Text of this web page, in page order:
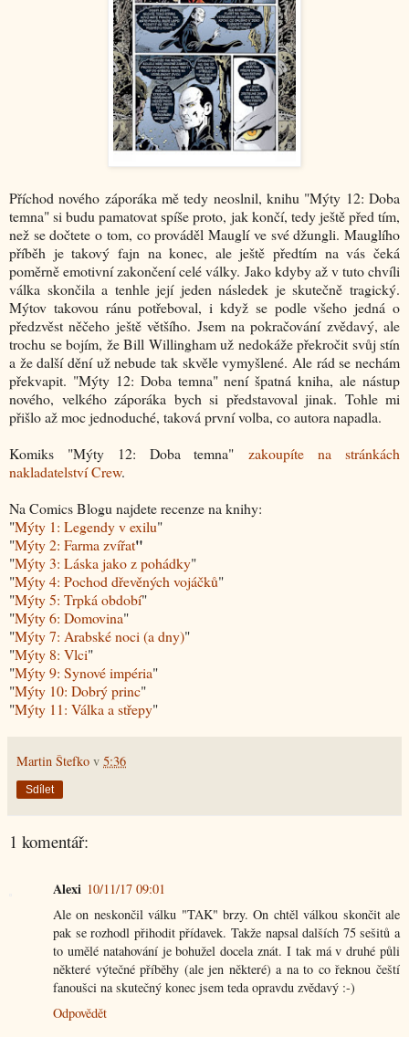
Příchod nového záporáka mě tedy neoslnil, knihu "Mýty 12: Doba
temna" si budu pamatovat spíše proto, jak končí, tedy ještě před tím,
než se dočtete o tom, co prováděl Mauglí ve své džungli. Mauglího
příběh je takový fajn na konec, ale ještě předtím na vás čeká
poměrně emotivní zakončení celé války. Jako kdyby až v tuto chvíli
válka skončila a tenhle její jeden následek je skutečně tragický.
Mýtov takovou ránu potřeboval, i když se podle všeho jedná o
předzvěst něčeho ještě většího. Jsem na pokračování zvědavý, ale
trochu se bojím, že Bill Willingham už nedokáže překročit svůj stín
a že další dění už nebude tak skvěle vymyšlené. Ale rád se nechám
překvapit. "Mýty 12: Doba temna" není špatná kniha, ale nástup
nového, velkého záporáka bych si představoval jinak. Tohle mi
přišlo až moc jednoduché, taková první volba, co autora napadla.
Komiks "Mýty 12: Doba temna"zakoupíte na stránkách
nakladatelství Crew.
Na Comics Blogu najdete recenze na knihy:
"Mýty 1: Legendy v exilu"
"Mýty 2: Farma zvířat"
"Mýty 3: Láska jako z pohádky"
"Mýty 4: Pochod dřevěných vojáčků"
"Mýty 5: Trpká období"
"Mýty 6: Domovina"
"Mýty 7: Arabské noci (a dny)"
"Mýty 8: Vlci"
"Mýty 9: Synové impéria"
"Mýty 10: Dobrý princ"
"Mýty 11: Válka a střepy"
Martin Štefko v 5:36
Sdílet
1 komentář:
Alexi 10/11/17 09:01
Ale on neskončil válku "TAK" brzy. On chtěl válkou skončit ale
pak se rozhodl přihodit přídavek. Takže napsal dalších 75 sešitů a
to umělé natahování je bohužel docela znát. I tak má v druhé půli
některé výtečné příběhy (ale jen některé) a na to co řeknou čeští
fanoušci na skutečný konec jsem teda opravdu zvědavý :-)
Odpovědět